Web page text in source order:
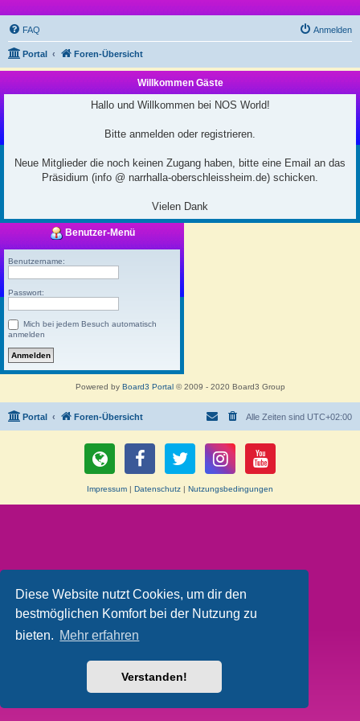
Diese Website nutzt Cookies, um dir den
bestmöglichen Komfort bei der Nutzung zu
bieten. Mehr erfahren
Verstanden!
FAQ Anmelden
Portal Foren-Übersicht
Willkommen Gäste
Hallo und Willkommen bei NOS World!
Bitte anmelden oder registrieren.
Neue Mitglieder die noch keinen Zugang haben, bitte eine Email an das
Präsidium (info @ narrhalla-oberschleissheim.de) schicken.
Vielen Dank
Benutzer-Menü
Benutzername:
Passwort:
Mich bei jedem Besuch automatisch
anmelden
Powered by Board3 Portal© 2009 - 2020 Board3 Group
Portal Foren-Übersicht Alle Zeiten sind UTC+02:00
Impressum | Datenschutz | Nutzungsbedingungen